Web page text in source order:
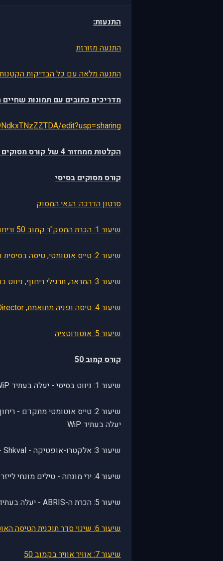
התנעות:
התנעה מזורזת
התנעה מלאה עם כל הבדיקות הקטנות
מדריכים כתובים עם תמונות שחיים
edit?usp=sharing
הקלטות ממחזור 4 של קורס מסוקים בסיסי ומסוקי קרב:
קורס מסוקים בסיסי:
סרטון הדרכה: הגאי המסוק
שיעור 1: הכרת המסק"ר קמוב 50 וריחוף בסיסי
שיעור 2: טייס אוטומטי, טיסה בסיסית ו-VRS
שיעור 3: המראה, תרגילי ריחוף, ניווט בסיסי, בסיס של פאנל החימוש והסבר על רקטות טיפשות ותותח במצב קבוע
שיעור 4: טיסה ופניה מתואמת, Flight Director, טייס אוטומטי, המשך חימוש לא מונחה, Velocity Vector, ריחוף OGE בעזרת ה-VC
שיעור 5: אוטורוטציה
קורס קמוב 50 :
שיעור 1: ניווט בסיסי - יעלה בעתיד WiP
שיעור 2: טייס אוטומטי
יעלה בעתיד WiP
שיעור 3: אלקטרו-אופטיקה - Shkval - יעלה בעתיד WiP
שיעור 4: ירי מונחה - טילים מונחי לייזר - טילי ויחר, ירי תותח מונחה וירי של רקטות טיפשות עם הכוונת השקבאל - יעלה בעתיד WiP
שיעור 5: הכרת ה-ABRIS - יעלה בעתיד - WiP
שיעור 6: שינוי סדר תוכנית הטיסה האוטומטית, מערכת הנורים ונקודות מטרה
שיעור 7: אוויר אוויר בקמוב 50